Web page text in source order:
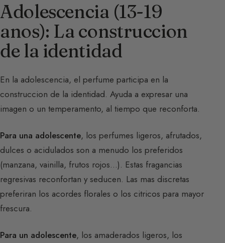
Adolescencia (13-19
anos): La construccion
de la identidad
En la adolescencia, el perfume participa en la
construccion de la identidad. Ayuda a expresar una
imagen o un temperamento, al tiempo que reconforta.
Para una adolescente, los perfumes ligeros, afrutados,
dulces o acidulados son a menudo los preferidos
(manzana, vainilla, frutos rojos…). Estas fragancias
regresivas reconfortan y seducen. Las mas discretas
preferiran los acordes florales o los citricos para mayor
frescura.
Para un adolescente, los amaderados ligeros, los